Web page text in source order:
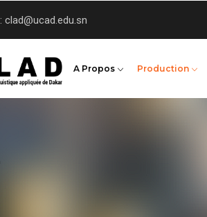
: clad@ucad.edu.sn
A Propos Production